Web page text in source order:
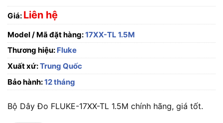
Giá: Liên hệ
Model / Mã đặt hàng:17XX-TL 1.5M
Thương hiệu: Fluke
Xuất xứ:Trung Quốc
Bảo hành:12 tháng
Bộ Dây Đo FLUKE-17XX-TL 1.5M chính hãng, giá tốt.